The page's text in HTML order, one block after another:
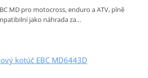
MD pro motocross, enduro a ATV, plně
jako náhrada za…
kotúč EBC MD6443D